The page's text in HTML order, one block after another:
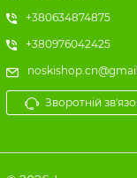
+380634874875
+380976042425
Зворотній